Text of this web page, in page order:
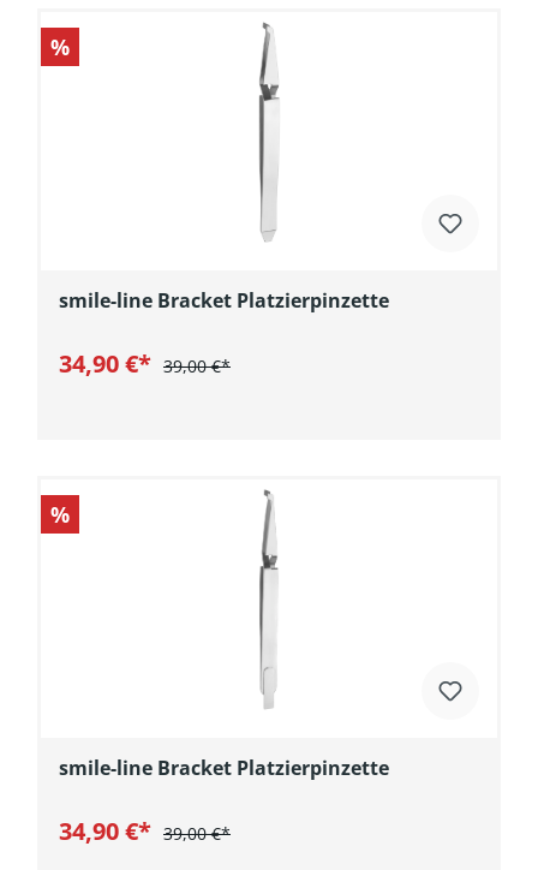
%
smile-line Bracket Platzierpinzette
34,90 €* 39,00 €*
%
smile-line Bracket Platzierpinzette
34,90 €* 39,00 €*